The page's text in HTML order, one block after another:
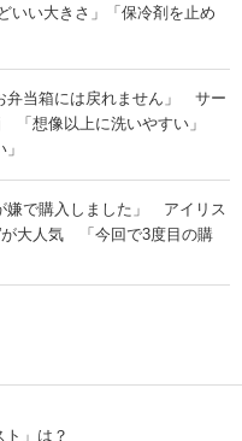
いい大きさ」「保冷剤を止め
弁当箱には戻れません」 サー
「想像以上に洗いやすい」
嫌で購入しました」 アイリス
が大人気 「今回で3度目の購
」は？